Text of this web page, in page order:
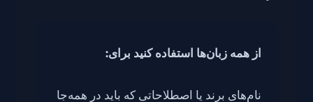
از همه زبان‌ها استفاده کنید برای:
نام‌های برند یا اصطلاحاتی که باید در همه‌جا